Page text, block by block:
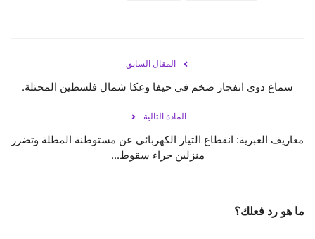
المقال السابق
سماع دوي انفجار ضخم في حيفا وعكا شمال فلسطين المحتلة.
المادة التالية
معاريف العبرية: انقطاع التيار الكهربائي عن مستوطنة المطلة وتضرر
منزلين جراء سقوط...
ما هو رد فعلك؟